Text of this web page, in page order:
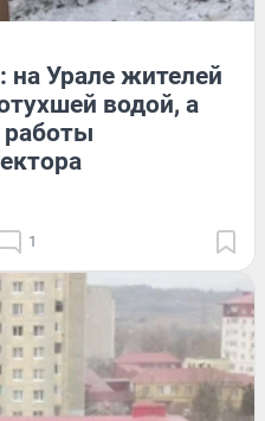
на Урале жителей
водой, а
работы
1